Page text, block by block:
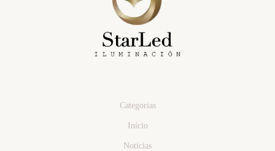
Categorias
Início
Notícias